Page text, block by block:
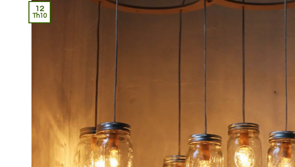
12
Th10